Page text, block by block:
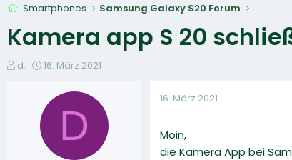
Smartphones Samsung Galaxy S20 Forum
Kamera app S 20
E
d.
E
t
16. März 2021
D
16. März 2021
Moin,
die Kamera App bei